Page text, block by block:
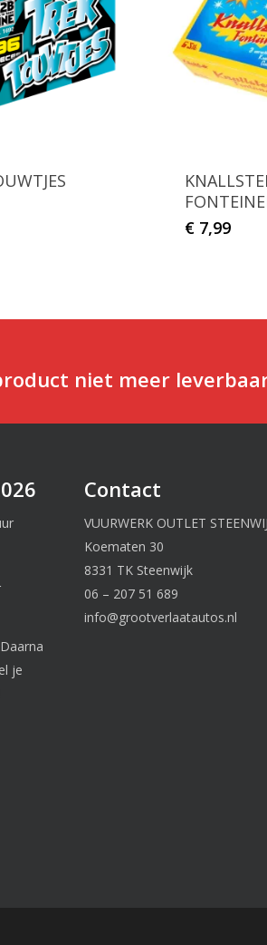
€ 7,99
niet meer
je
Contact
VUURWERK OUTLET
Koematen 30
8331 TK Steenwijk
06 – 207 51 689
info@grootverlaatautos.nl